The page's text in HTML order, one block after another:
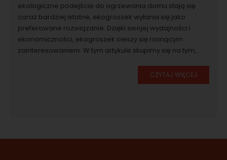
ekologiczne podejście do ogrzewania domu stają się
coraz bardziej istotne, ekogroszek wyłania się jako
preferowane rozwiązanie. Dzięki swojej wydajności i
ekonomiczności, ekogroszek cieszy się rosnącym
zainteresowaniem. W tym artykule skupimy się na tym,...
CZYTAJ WIĘCEJ